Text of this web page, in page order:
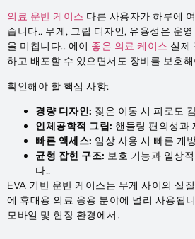
의료 운반 케이스 다른 사용자가 하루에
습니다.. 무게, 그립 디자인, 유용성은 운
을 미칩니다.. 에이 좋은 의료 케이스 실제
하고 배포할 수 있으면서도 장비를 보호
확인해야 할 핵심 사항:
경량 디자인: 잦은 이동 시 피로도
인체공학적 그립: 핸들링 편의성과
빠른 액세스: 임상 사용 시 빠른 개
균형 잡힌 구조: 보호 기능과 일상
다..
EVA 기반 운반 케이스는 무게 사이의 실
에 휴대용 의료 응용 분야에 널리 사용됩
모바일 및 현장 환경에서.